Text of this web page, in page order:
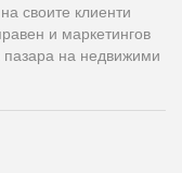
своите клиенти
и маркетингов
пазара на недвижими